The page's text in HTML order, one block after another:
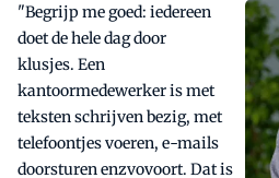
"Begrijp me goed: iedereen
doet de hele dag door
klusjes. Een
kantoormedewerker is met
teksten schrijven bezig, met
telefoontjes voeren, e-mails
doorsturen enzvovoort. Dat is